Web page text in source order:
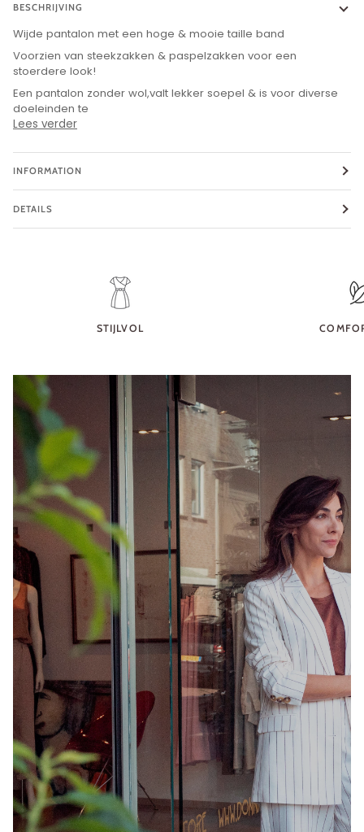
BESCHRIJVING
Wijde pantalon met een hoge & mooie taille band
Voorzien van steekzakken & paspelzakken voor een
stoerdere look!
Een pantalon zonder wol,valt lekker soepel & is voor diverse
doeleinden te
Lees verder
INFORMATION
DETAILS
STIJLVOL